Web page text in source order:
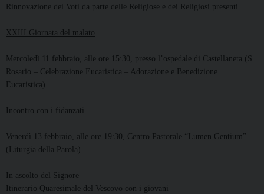
Rinnovazione dei Voti da parte delle Religiose e dei Religiosi presenti.
XXIII Giornata del malato
Mercoledì 11 febbraio, alle ore 15:30, presso l’ospedale di Castellaneta (S.
Rosario – Celebrazione Eucaristica – Adorazione e Benedizione
Eucaristica).
Incontro con i fidanzati
Venerdì 13 febbraio, alle ore 19:30, Centro Pastorale “Lumen Gentium”
(Liturgia della Parola).
In ascolto del Signore
Itinerario Quaresimale del Vescovo con i giovani